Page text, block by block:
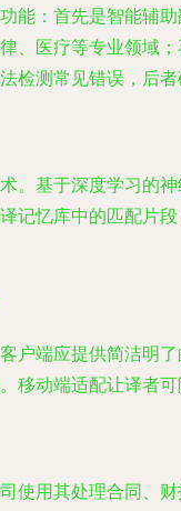
能：首先是智能辅
、医疗等专业领域
检测常见错误，后者
。基于深度学习的
记忆库中的匹配片
户端应提供简洁明
移动端适配让译者
使用其处理合同、